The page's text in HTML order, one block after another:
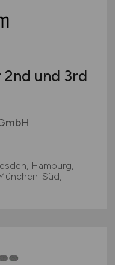
und 3rd
Hamburg,
Süd,